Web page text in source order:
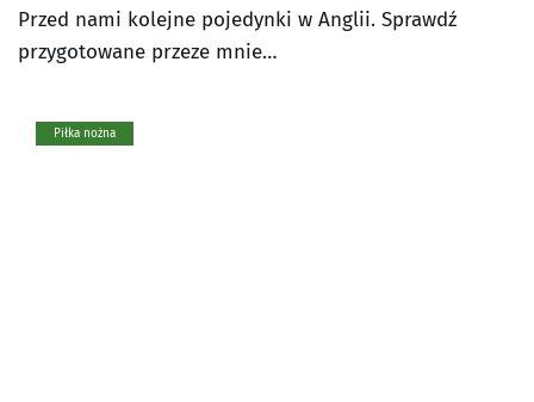
Przed nami kolejne pojedynki w Anglii. Sprawdź
przygotowane przeze mnie…
Piłka nożna